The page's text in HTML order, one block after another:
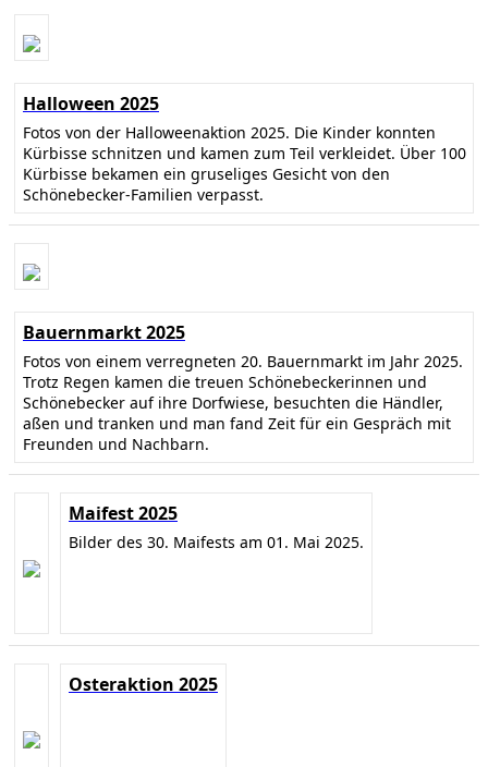
Halloween 2025
Fotos von der Halloweenaktion 2025. Die Kinder konnten
Kürbisse schnitzen und kamen zum Teil verkleidet. Über 100
Kürbisse bekamen ein gruseliges Gesicht von den
Schönebecker-Familien verpasst.
Bauernmarkt 2025
Fotos von einem verregneten 20. Bauernmarkt im Jahr 2025.
Trotz Regen kamen die treuen Schönebeckerinnen und
Schönebecker auf ihre Dorfwiese, besuchten die Händler,
aßen und tranken und man fand Zeit für ein Gespräch mit
Freunden und Nachbarn.
Maifest 2025
Bilder des 30. Maifests am 01. Mai 2025.
Osteraktion 2025